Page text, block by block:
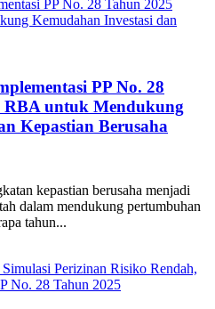
PP No. 28
RBA untuk Mendukung
Kepastian Berusaha
kepastian berusaha menjadi
dalam mendukung pertumbuhan
tahun...